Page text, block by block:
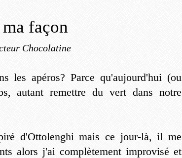
façon
Chocolatine
les apéros? Parce qu'aujourd'hui (ou
autant remettre du vert dans notre
d'Ottolenghi mais ce jour-là, il me
alors j'ai complètement improvisé et